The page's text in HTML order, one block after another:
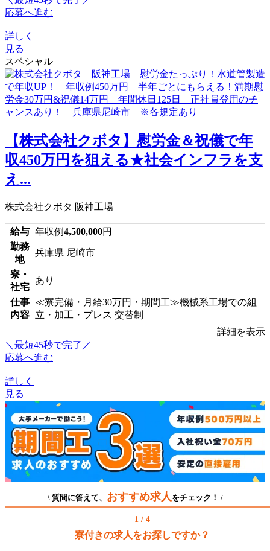
応募へ進む
詳しく
見る
スペシャル
【株式会社クボタ】慰労金＆祝儀で年
収450万円を狙える★社会インフラを支
え...
株式会社クボタ 阪神工場
給与 年収例4,500,000円
勤務
地
兵庫県 尼崎市
寮・
社宅
あり
仕事
内容
≪寮完備・月給30万円・期間工≫機械系工場での組
立・加工・プレス 交替制
詳細を表示
＼最短45秒で完了／
応募へ進む
詳しく
見る
\ 質問に答えて、 おすすめ求人 をチェック！ /
1 / 4
寮付きの求人をお探しですか？